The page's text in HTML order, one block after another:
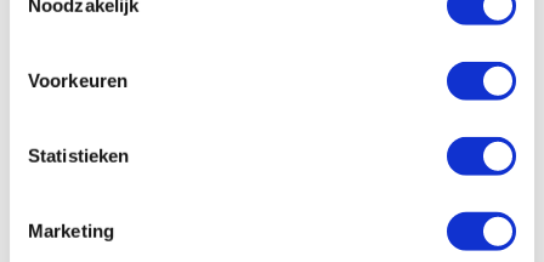
Noodzakelijk
Voorkeuren
Statistieken
Marketing